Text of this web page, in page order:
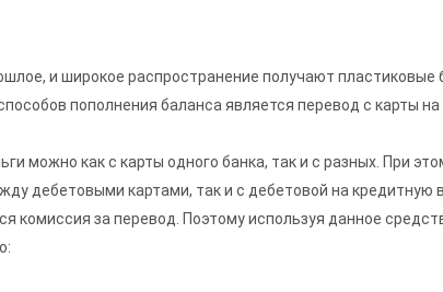
и широкое распространение получают пластиковые
пополнения баланса является перевод с карты
можно как с карты одного банка, так и с разных. При
дебетовыми картами, так и с дебетовой на кредитную
комиссия за перевод. Поэтому используя данное